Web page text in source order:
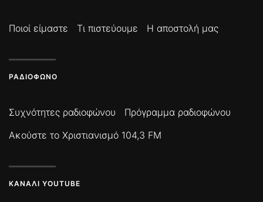
Ποιοί είμαστε Τι πιστεύουμε Η αποστολή μας
ΡΑΔΙΌΦΩΝΟ
Συχνότητες ραδιοφώνου
Πρόγραμμα ραδιοφώνου
Ακούστε το Χριστιανισμό 104,3 FM
ΚΑΝΆΛΙ YOUTUBE